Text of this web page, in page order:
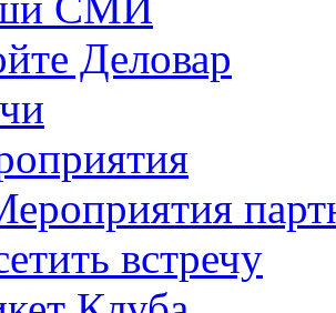
Деловар
встречу